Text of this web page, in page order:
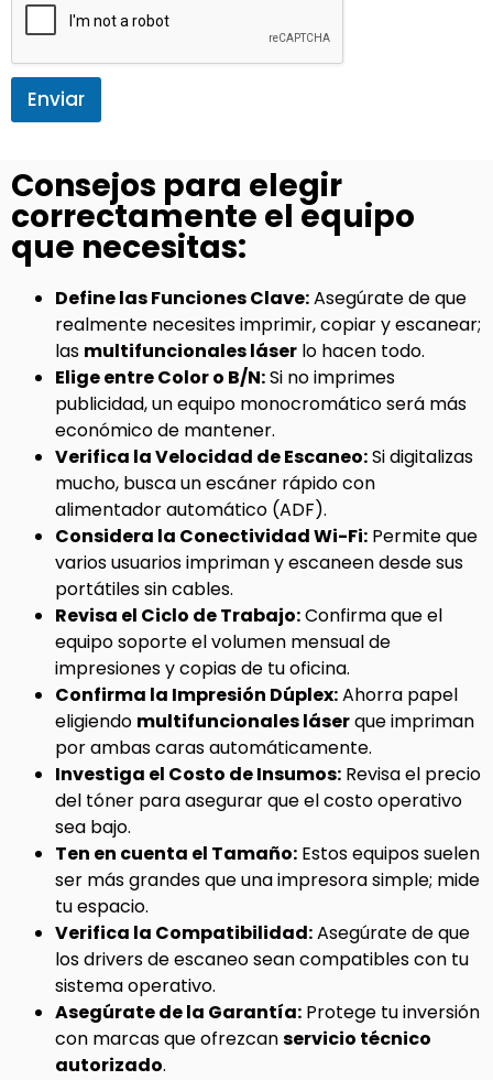
Enviar
Consejos para elegir
correctamente el equipo
que necesitas:
Define las Funciones Clave:Asegúrate de que
realmente necesites imprimir, copiar y escanear;
las multifuncionales láser lo hacen todo.
Elige entre Color o B/N:Si no imprimes
publicidad, un equipo monocromático será más
económico de mantener.
Verifica la Velocidad de Escaneo:Si digitalizas
mucho, busca un escáner rápido con
alimentador automático (ADF).
Considera la Conectividad Wi-Fi: Permite que
varios usuarios impriman y escaneen desde sus
portátiles sin cables.
Revisa el Ciclo de Trabajo:Confirma que el
equipo soporte el volumen mensual de
impresiones y copias de tu oficina.
Confirma la Impresión Dúplex:Ahorra papel
eligiendo multifuncionales láserque impriman
por ambas caras automáticamente.
Investiga el Costo de Insumos: Revisa el precio
del tóner para asegurar que el costo operativo
sea bajo.
Ten en cuenta el Tamaño: Estos equipos suelen
ser más grandes que una impresora simple; mide
tu espacio.
Verifica la Compatibilidad:Asegúrate de que
los drivers de escaneo sean compatibles con tu
sistema operativo.
Asegúrate de la Garantía: Protege tu inversión
con marcas que ofrezcanservicio técnico
autorizado.